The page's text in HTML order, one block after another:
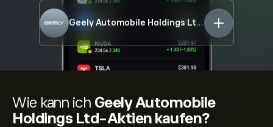
Geely Automobile Holdings Ltd00175.HK
Wie kann ich Geely Automobile
Holdings Ltd-Aktien kaufen?